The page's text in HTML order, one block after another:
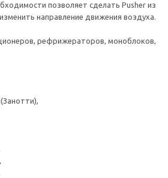
позволяет сделать Pusher из
направление движения воздуха.
рефрижераторов, моноблоков,